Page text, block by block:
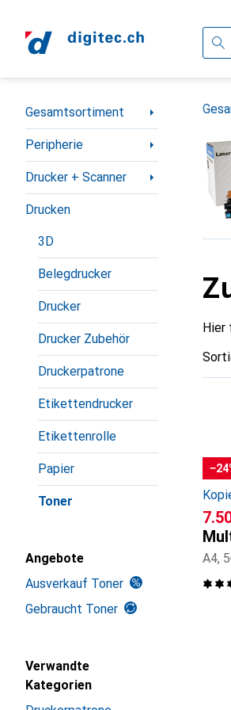
Navigation nach Kategorien
Gesamtsortiment
Peripherie
Drucker + Scanner
Drucken
3D
Belegdrucker
Drucker
Drucker Zubehör
Druckerpatrone
Etikettendrucker
Etikettenrolle
Papier
Toner
Angebote
Ausverkauf Toner
Gebraucht Toner
Verwandte
Kategorien
Hier
A4,